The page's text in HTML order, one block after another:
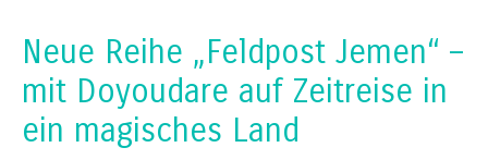
Neue Reihe „Feldpost Jemen“ –
mit Doyoudare auf Zeitreise in
ein magisches Land